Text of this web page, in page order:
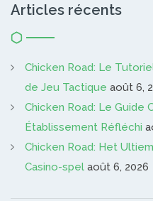
Articles récents
Chicken Road: Le
de Jeu Tactique août 6,
Chicken Road: Le Guide
Établissement Réfléchi
Chicken Road: Het
Casino-spel août 6, 2026